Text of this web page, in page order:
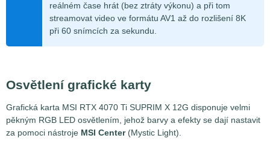
reálném čase hrát (bez ztráty výkonu) a při tom
streamovat video ve formátu AV1 až do rozlišení 8K
při 60 snímcích za sekundu.
Osvětlení grafické karty
Grafická karta MSI RTX 4070 Ti SUPRIM X 12G disponuje velmi
pěkným RGB LED osvětlením, jehož barvy a efekty se dají nastavit
za pomoci nástroje MSI Center(Mystic Light).